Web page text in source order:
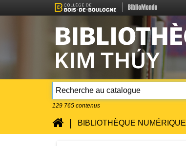
129 765 contenus
Accueil
BIBLIOTHÈQUE NUMÉRIQUE